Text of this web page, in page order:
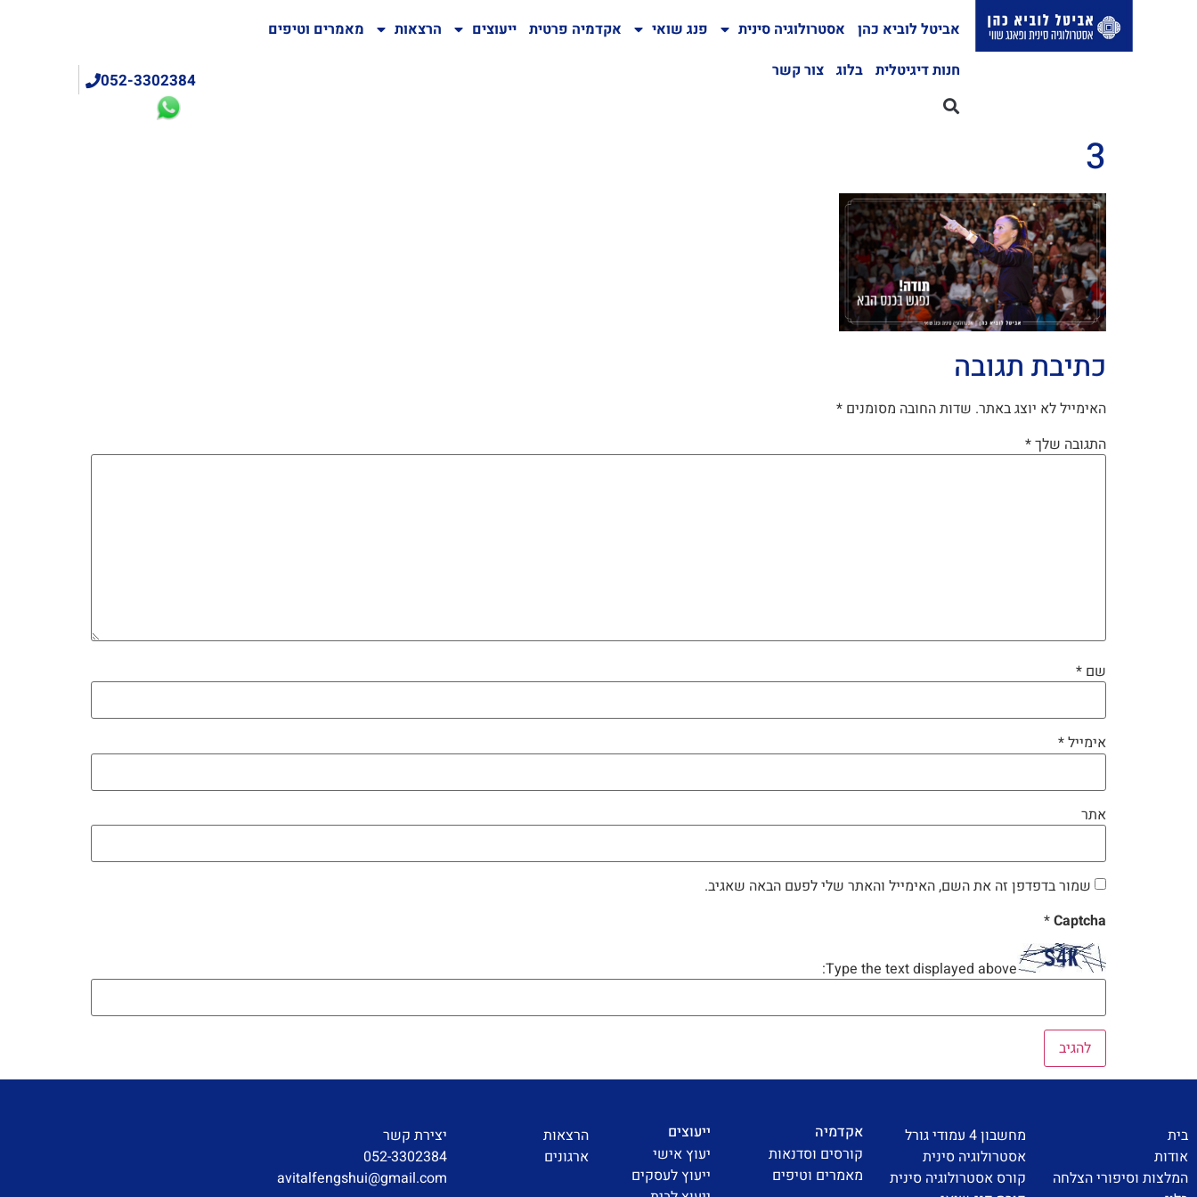
אביטל לוביא כהן אסטרולוגיה סינית פנג שואי אקדמיה פרטית ייעוצים הרצאות
מאמרים וטיפים
חנות דיגיטלית
בלוג צור קשר 052-3302384
3
כתיבת תגובה
האימייל לא יוצג באתר. שדות החובה מסומנים *
התגובה שלך*
שם *
אימייל*
אתר
שמור בדפדפן זה את השם, האימייל והאתר שלי לפעם הבאה שאגיב.
Captcha
*
Type the text displayed above:
בית
אודות
המלצות וסיפורי הצלחה
מחשבון 4 עמודי גורל
אסטרולוגיה סינית
קורס אסטרולוגיה סינית
אקדמיה
קורסים וסדנאות
מאמרים וטיפים
ייעוצים
יעוץ אישי
ייעוץ לעסקים
הרצאות
ארגונים
יצירת קשר
052-3302384
avitalfengshui@gmail.com